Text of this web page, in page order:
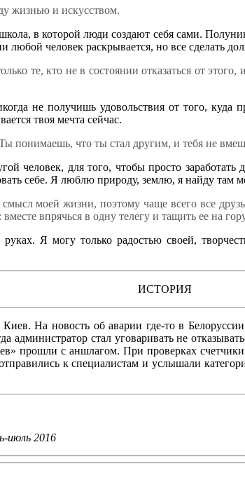
жизнью и искусством.
в которой люди создают себя сами.
человек раскрывается, но все сделать
те, кто не в состоянии отказаться от
не получишь удовольствия от того, куда
твоя мечта сейчас.
что ты стал другим, и тебя не
человек, для того, чтобы просто
себе. Я люблю природу, землю, я найду там
моей жизни, поэтому чаще всего все
впрячься в одну телегу и тащить ее на
Я могу только радостью своей,
ИСТОРИЯ
На новость об аварии где-то в
администратор стал уговаривать не
прошли с аншлагом. При проверках
к специалистам и услышали
июль 2016